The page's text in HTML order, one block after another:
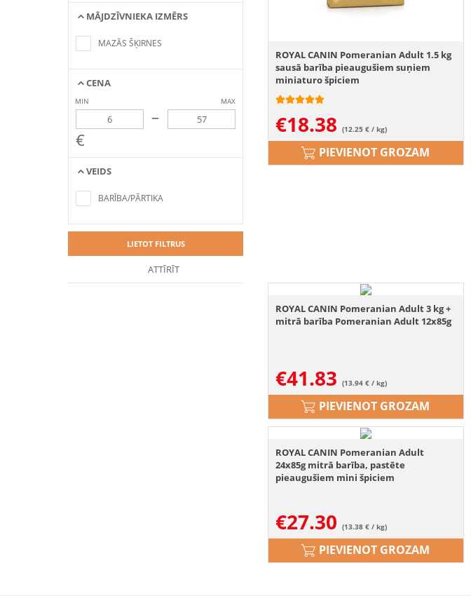
MĀJDZĪVNIEKA IZMĒRS
criteria
MAZĀS ŠĶIRNES
CENA
MIN MAX
–
€
VEIDS
criteria
BARĪBA/PĀRTIKA
LIETOT FILTRUS
ATTĪRĪT
ROYAL CANIN Pomeranian Adult 1.5 kg
sausā barība pieaugušiem suņiem
miniaturo špiciem
€18.38 (12.25 € / kg)
PIEVIENOT GROZAM
ROYAL CANIN Pomeranian Adult 3 kg +
mitrā barība Pomeranian Adult 12x85g
€41.83 (13.94 € / kg)
PIEVIENOT GROZAM
ROYAL CANIN Pomeranian Adult
24x85g mitrā barība, pastēte
pieaugušiem mini špiciem
€27.30 (13.38 € / kg)
PIEVIENOT GROZAM